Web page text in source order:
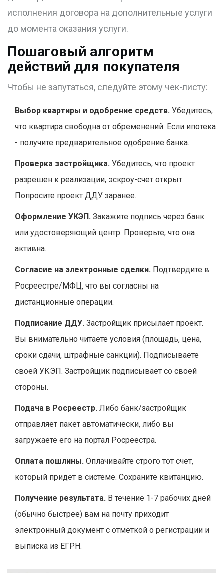
исполнения договора на дополнительные услуги
до момента оказания услуги.
Пошаговый алгоритм
действий для покупателя
Чтобы не запутаться, следуйте этому чек-листу:
Выбор квартиры и одобрение средств. Убедитесь,
что квартира свободна от обременений. Если ипотека
- получите предварительное одобрение банка.
Проверка застройщика. Убедитесь, что проект
разрешен к реализации, эскроу-счет открыт.
Попросите проект ДДУ заранее.
Оформление УКЭП. Закажите подпись через банк
или удостоверяющий центр. Проверьте, что она
активна.
Согласие на электронные сделки. Подтвердите в
Росреестре/MФЦ, что вы согласны на
дистанционные операции.
Подписание ДДУ. Застройщик присылает проект.
Вы внимательно читаете условия (площадь, цена,
сроки сдачи, штрафные санкции). Подписываете
своей УКЭП. Застройщик подписывает со своей
стороны.
Подача в Росреестр. Либо банк/застройщик
отправляет пакет автоматически, либо вы
загружаете его на портал Росреестра.
Оплата пошлины. Оплачивайте строго тот счет,
который придет в системе. Сохраните квитанцию.
Получение результата. В течение 1-7 рабочих дней
(обычно быстрее) вам на почту приходит
электронный документ с отметкой о регистрации и
выписка из ЕГРН.